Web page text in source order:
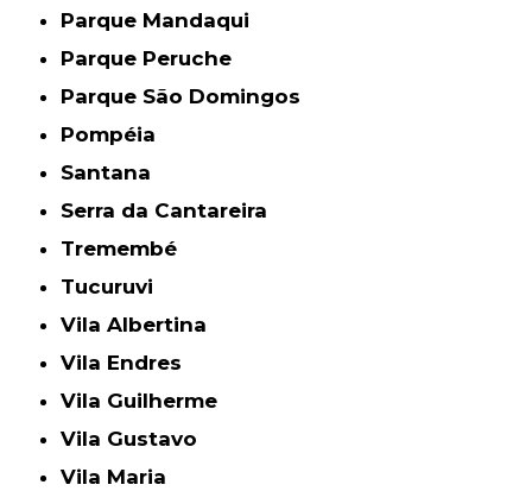
Parque Mandaqui
Parque Peruche
Parque São Domingos
Pompéia
Santana
Serra da Cantareira
Tremembé
Tucuruvi
Vila Albertina
Vila Endres
Vila Guilherme
Vila Gustavo
Vila Maria